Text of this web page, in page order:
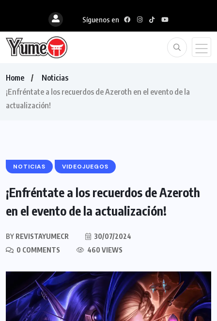
Síguenos en
Home
Noticias
¡Enfréntate a los recuerdos de Azeroth en el evento de la
actualización!
NOTICIAS VIDEOJUEGOS
¡Enfréntate a los recuerdos de Azeroth
en el evento de la actualización!
BY REVISTAYUMECR
30/07/2024
0 COMMENTS
460 VIEWS